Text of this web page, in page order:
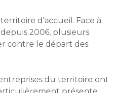
d’accueil. Face à
2006, plusieurs
contre le départ des
du territoire ont